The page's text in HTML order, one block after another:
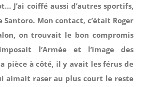
J’ai coiffé aussi d’autres sportifs,
Santoro. Mon contact, c’était Roger
on trouvait le bon compromis
l’Armée et l’image des
pièce à côté, il y avait les férus de
aimait raser au plus court le reste